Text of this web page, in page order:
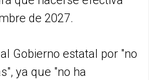
de 2027.
Gobierno estatal por "no
ya que "no ha